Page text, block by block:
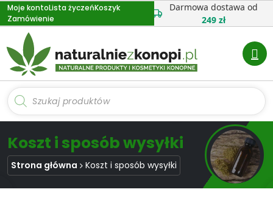
Przejdź
do
treści
Moje kontoLista życzeńKoszyk
Zamówienie
Darmowa dostawa od
249 zł
Wyszukiwarka
produktów
Koszt i sposób wysyłki
Strona główna Koszt i sposób wysyłki